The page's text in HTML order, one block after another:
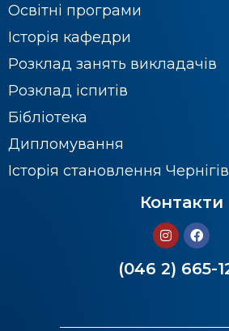
Освітні програми
Історія кафедри
Розклад занять викладачів
Розклад іспитів
Бібліотека
Дипломування
Історія становлення
Контакти
(046 2) 665-